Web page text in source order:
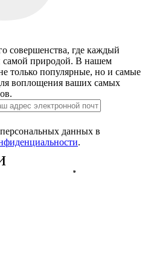
совершенства, где каждый
природой. В нашем
только популярные, но и самые
воплощения ваших самых
данных в
.